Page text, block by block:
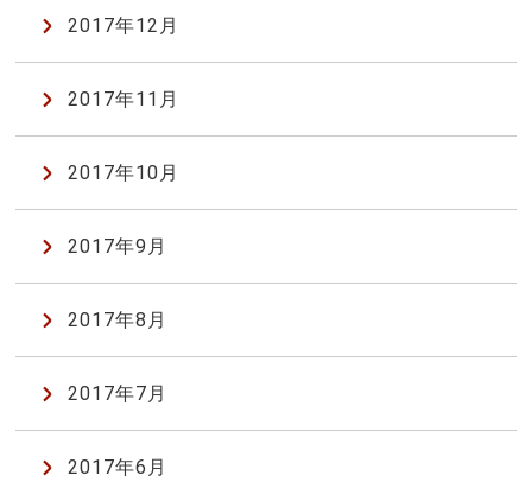
2017年12月
2017年11月
2017年10月
2017年9月
2017年8月
2017年7月
2017年6月